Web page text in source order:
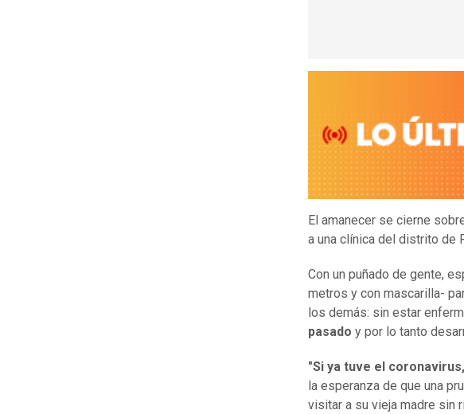
El amanecer se cierne
a una clínica del distrito de
Con un puñado de gente,
metros y con mascarilla-
los demás: sin estar
pasado y por lo tanto
"Si ya tuve el
la esperanza de que una
visitar a su vieja madre sin